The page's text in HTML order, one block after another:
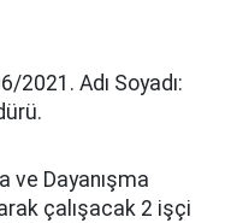
2021. Adı Soyadı:
ve Dayanışma
çalışacak 2 işçi